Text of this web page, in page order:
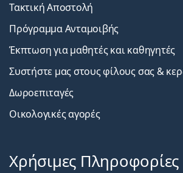
Τακτική Αποστολή
Πρόγραμμα Ανταμοιβής
Έκπτωση για μαθητές και καθηγητές
Συστήστε μας στους φίλους σας &
Δωροεπιταγές
Οικολογικές αγορές
Χρήσιμες Πληροφορίες